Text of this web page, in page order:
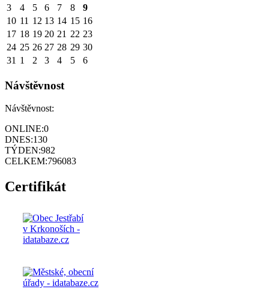
3
4 5 6 7 8
9
10 11 12 13 14 15 16
17 18 19 20 21 22 23
24 25 26 27 28 29 30
31 1 2 3 4 5 6
Návštěvnost
Návštěvnost:
ONLINE:0
DNES:130
TÝDEN:982
CELKEM:796083
Certifikát